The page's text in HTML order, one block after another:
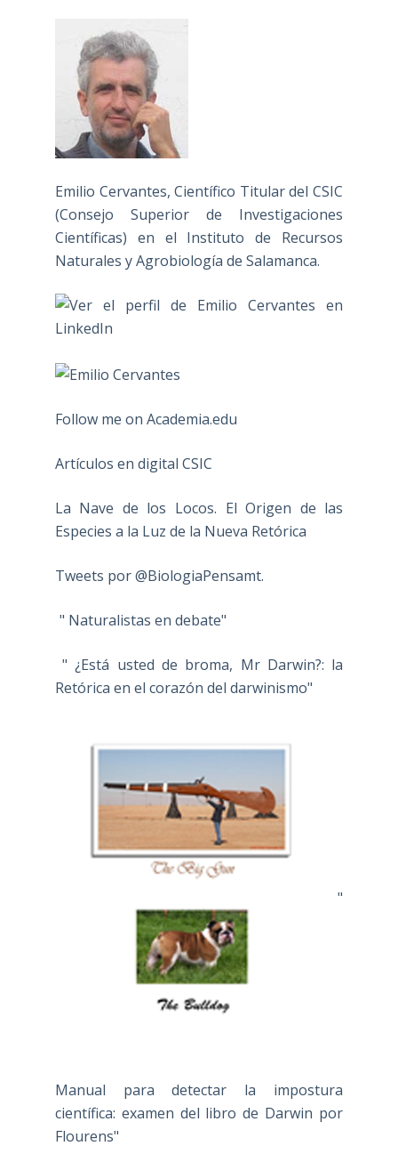
Emilio Cervantes, Científico Titular del CSIC
(Consejo Superior de Investigaciones
Científicas) en el Instituto de Recursos
Naturales y Agrobiología de Salamanca.
Follow me on Academia.edu
Artículos en digital CSIC
La Nave de los Locos. El Origen de las
Especies a la Luz de la Nueva Retórica
Tweets por @BiologiaPensamt.
" Naturalistas en debate"
" ¿Está usted de broma, Mr Darwin?: la
Retórica en el corazón del darwinismo"
"
Manual para detectar la impostura
científica: examen del libro de Darwin por
Flourens"